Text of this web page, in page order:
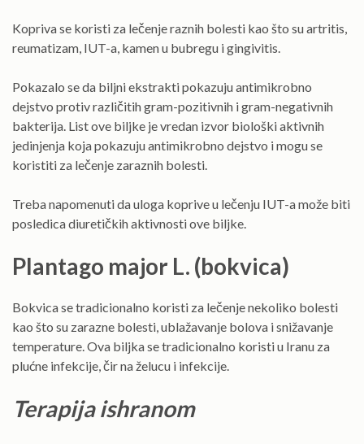
Kopriva se koristi za lečenje raznih bolesti kao što su artritis,
reumatizam, IUT-a, kamen u bubregu i gingivitis.
Pokazalo se da biljni ekstrakti pokazuju antimikrobno
dejstvo protiv različitih gram-pozitivnih i gram-negativnih
bakterija. List ove biljke je vredan izvor biološki aktivnih
jedinjenja koja pokazuju antimikrobno dejstvo i mogu se
koristiti za lečenje zaraznih bolesti.
Treba napomenuti da uloga koprive u lečenju IUT-a može biti
posledica diuretičkih aktivnosti ove biljke.
Plantago major L. (bokvica)
Bokvica se tradicionalno koristi za lečenje nekoliko bolesti
kao što su zarazne bolesti, ublažavanje bolova i snižavanje
temperature. Ova biljka se tradicionalno koristi u Iranu za
plućne infekcije, čir na želucu i infekcije.
Terapija ishranom